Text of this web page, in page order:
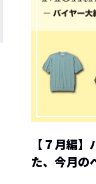
【７月編
た、今月の